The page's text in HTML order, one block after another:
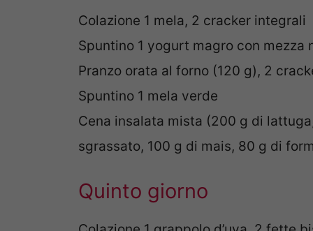
Colazione 1 mela, 2 cracker integrali
Spuntino 1 yogurt magro con mezza
Pranzo orata al forno (120 g), 2
Spuntino 1 mela verde
Cena insalata mista (200 g di
sgrassato, 100 g di mais, 80 g di
Quinto giorno